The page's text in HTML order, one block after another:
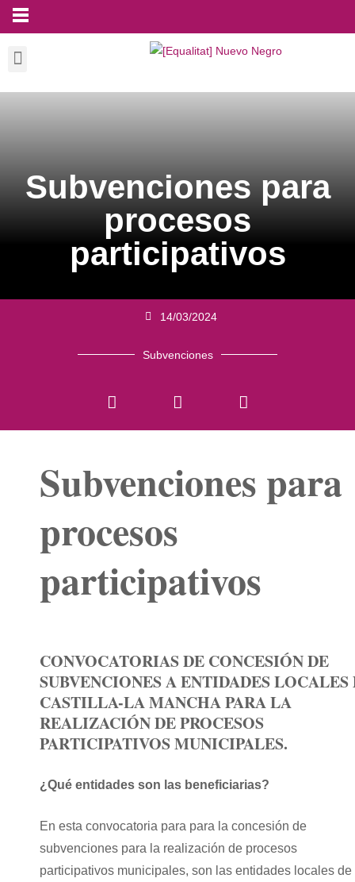
Subvenciones para
procesos
participativos
14/03/2024
Subvenciones
Subvenciones para
procesos
participativos
CONVOCATORIAS DE CONCESIÓN DE
SUBVENCIONES A ENTIDADES LOCALES
CASTILLA-LA MANCHA PARA LA
REALIZACIÓN DE PROCESOS
PARTICIPATIVOS MUNICIPALES.
¿Qué entidades son las beneficiarias?
En esta convocatoria para para la concesión de
subvenciones para la realización de procesos
participativos municipales, son las entidades locales de